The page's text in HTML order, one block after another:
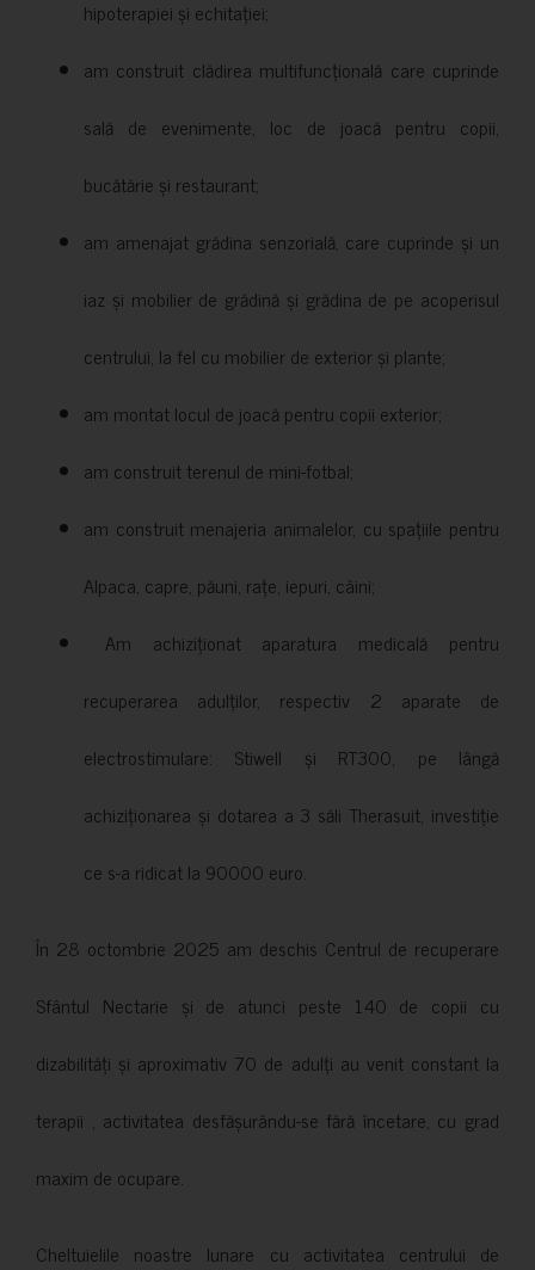
hipoterapiei și echitației;
am construit clădirea multifuncțională care cuprinde
sală de evenimente, loc de joacă pentru copii,
bucătărie și restaurant;
am amenajat grădina senzorială, care cuprinde și un
iaz și mobilier de grădină și grădina de pe acoperisul
centrului, la fel cu mobilier de exterior și plante;
am montat locul de joacă pentru copii exterior;
am construit terenul de mini-fotbal;
am construit menajeria animalelor, cu spațiile pentru
Alpaca, capre, păuni, rațe, iepuri, câini;
Am achiziționat aparatura medicală pentru
recuperarea adulților, respectiv 2 aparate de
electrostimulare: Stiwell și RT300, pe lângă
achiziționarea și dotarea a 3 săli Therasuit, investiție
ce s-a ridicat la 90000 euro.
În 28 octombrie 2025 am deschis Centrul de recuperare
Sfântul Nectarie și de atunci peste 140 de copii cu
dizabilități și aproximativ 70 de adulți au venit constant la
terapii , activitatea desfășurându-se fără încetare, cu grad
maxim de ocupare.
Cheltuielile noastre lunare cu activitatea centrului de